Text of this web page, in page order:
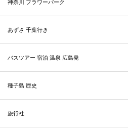
神奈川 フラワーパーク
あずさ 千葉行き
バスツアー 宿泊 温泉 広島発
種子島 歴史
旅行社